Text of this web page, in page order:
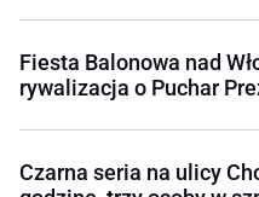
Fiesta Balonowa nad
rywalizacja o Puchar
Czarna seria na ulicy